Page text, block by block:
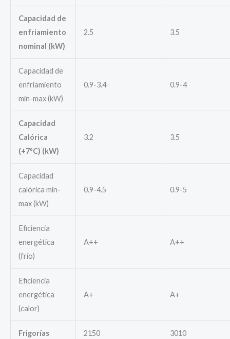
Capacidad de
enfriamiento
nominal (kW)
2.5 3.5
Capacidad de
enfriamiento
min-max (kW)
0.9-3.4 0.9-4
Capacidad
Calórica
(+7ºC) (kW)
3.2 3.5
Capacidad
calórica min-
max (kW)
0.9-4.5 0.9-5
Eficiencia
energética
(frío)
A++ A++
Eficiencia
energética
(calor)
A+ A+
Frigorías 2150 3010